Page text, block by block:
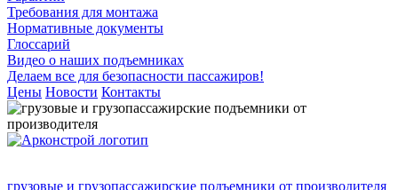
Требования для монтажа
Нормативные документы
Глоссарий
Видео о наших подъемниках
Делаем все для безопасности пассажиров!
Цены Новости Контакты
грузовые и грузопассажирские подъемники от производителя